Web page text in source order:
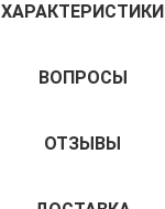
ХАРАКТЕРИСТИКИ
ВОПРОСЫ
ОТЗЫВЫ